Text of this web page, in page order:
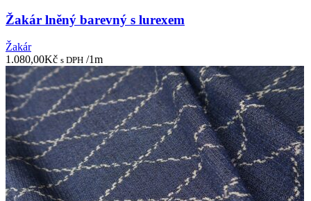
Žakár lněný barevný s lurexem
Žakár
1.080,00Kč s DPH /1m